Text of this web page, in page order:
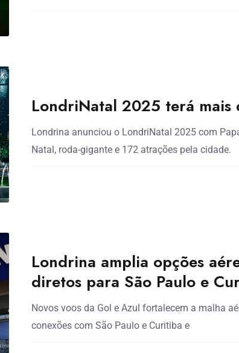
LondriNatal 2025 terá mais
Londrina anunciou o LondriNatal 2025 com
Natal, roda-gigante e 172 atrações pela cidade.
Londrina amplia opções
diretos para São Paulo e
Novos voos da Gol e Azul fortalecem a malha
conexões com São Paulo e Curitiba e